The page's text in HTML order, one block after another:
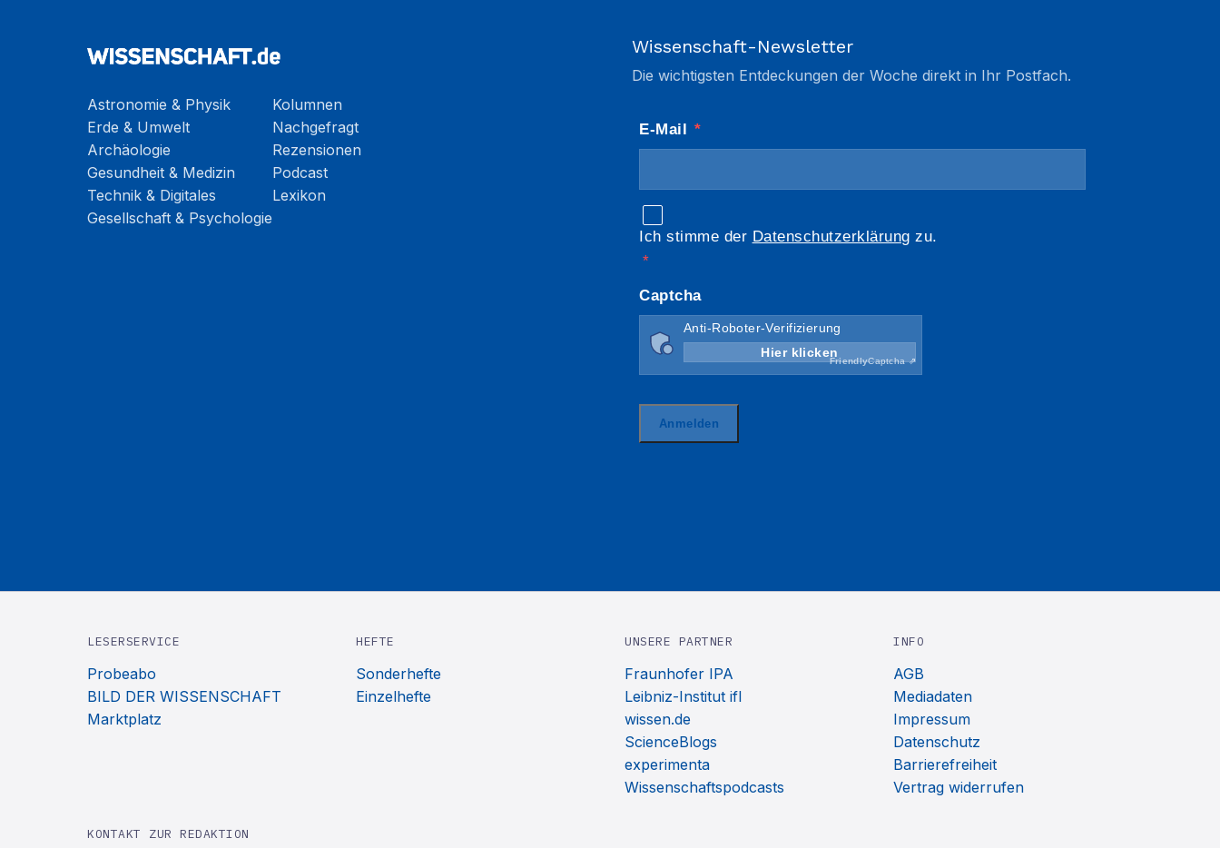
Astronomie & Physik
Erde & Umwelt
Archäologie
Gesundheit & Medizin
Technik & Digitales
Gesellschaft & Psychologie
Kolumnen
Nachgefragt
Rezensionen
Podcast
Lexikon
Wissenschaft-Newsletter
Die wichtigsten Entdeckungen der Woche direkt in Ihr Postfach.
LESERSERVICE
Probeabo
BILD DER WISSENSCHAFT
Marktplatz
HEFTE
Sonderhefte
Einzelhefte
UNSERE PARTNER
Fraunhofer IPA
Leibniz-Institut ifl
wissen.de
ScienceBlogs
experimenta
Wissenschaftspodcasts
INFO
AGB
Mediadaten
Impressum
Datenschutz
Barrierefreiheit
Vertrag widerrufen
KONTAKT ZUR REDAKTION